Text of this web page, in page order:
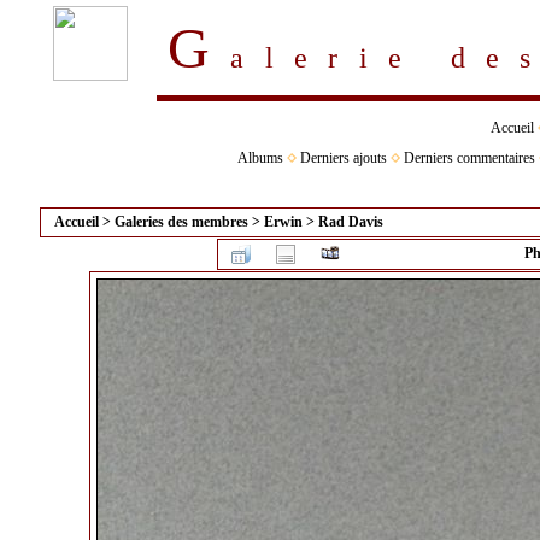
Galerie
Accueil
Albums
Derniers ajouts Derniers commentaires
Accueil > Galeries des membres > Erwin > Rad Davis